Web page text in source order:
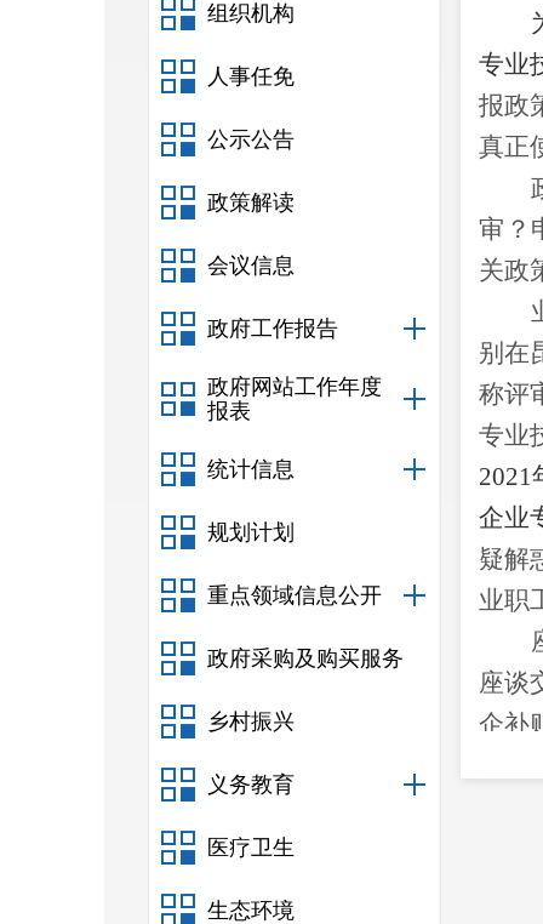
组织机构
人事任免
公示公告
政策解读
会议信息
政府工作报告
政府网站工作年度
报表
统计信息
规划计划
重点领域信息公开
政府采购及购买服务
乡村振兴
义务教育
医疗卫生
生态环境
专业
报政
真正
审？
关政
别在
称评
专业
2021
企业
疑解
业职
座谈
企补